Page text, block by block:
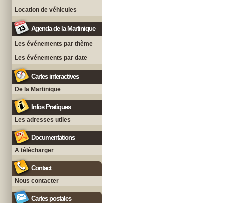
Location de véhicules
Agenda de la Martinique
Les événements par thème
Les événements par date
Cartes interactives
De la Martinique
Infos Pratiques
Les adresses utiles
Documentations
A télécharger
Contact
Nous contacter
Cartes postales